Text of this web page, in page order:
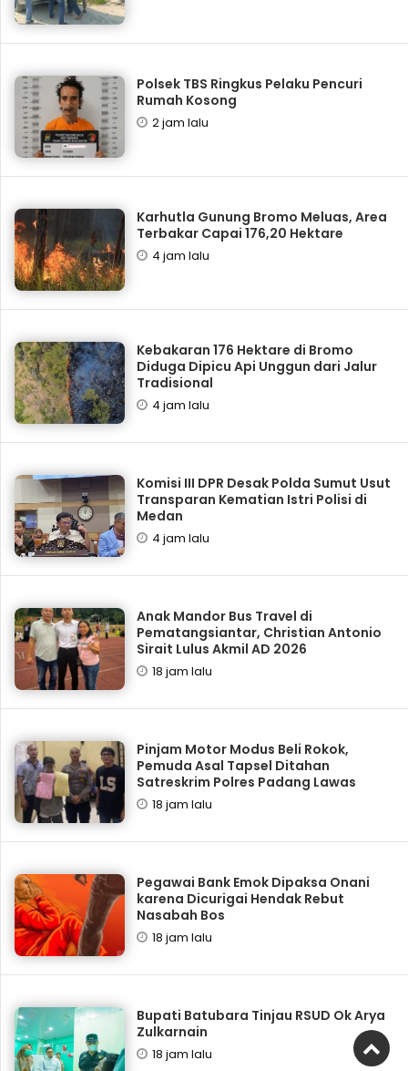
Polsek TBS Ringkus Pelaku Pencuri
Rumah Kosong
2 jam lalu
Karhutla Gunung Bromo Meluas, Area
Terbakar Capai 176,20 Hektare
4 jam lalu
Kebakaran 176 Hektare di Bromo
Diduga Dipicu Api Unggun dari Jalur
Tradisional
4 jam lalu
Komisi III DPR Desak Polda Sumut Usut
Transparan Kematian Istri Polisi di
Medan
4 jam lalu
Anak Mandor Bus Travel di
Pematangsiantar, Christian Antonio
Sirait Lulus Akmil AD 2026
18 jam lalu
Pinjam Motor Modus Beli Rokok,
Pemuda Asal Tapsel Ditahan
Satreskrim Polres Padang Lawas
18 jam lalu
Pegawai Bank Emok Dipaksa Onani
karena Dicurigai Hendak Rebut
Nasabah Bos
18 jam lalu
Bupati Batubara Tinjau RSUD Ok Arya
Zulkarnain
18 jam lalu